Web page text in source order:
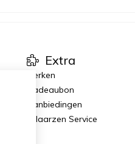
Extra
Merken
Cadeaubon
Aanbiedingen
Rijlaarzen Service